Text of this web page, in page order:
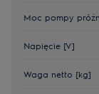
Moc pompy
Napięcie [V]
Waga netto [kg]